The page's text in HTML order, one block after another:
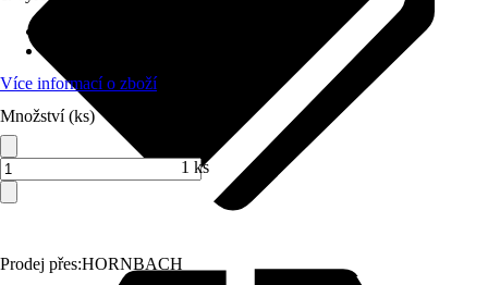
Prodej přes:HORNBACH
Více informací o zboží
Množství (ks)
1 ks